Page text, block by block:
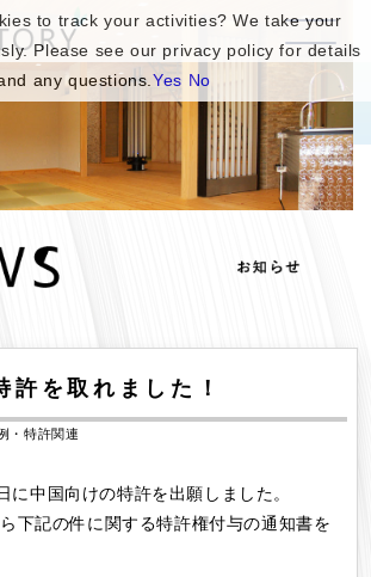
許を取れました！
・特許関連
中国向けの特許を出願しました。
下記の件に関する特許権付与の通知書を
to track your activities? We take your
Please see our privacy policy for details
any questions.Yes No